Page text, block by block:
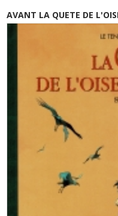
AVANT LA QUETE DE